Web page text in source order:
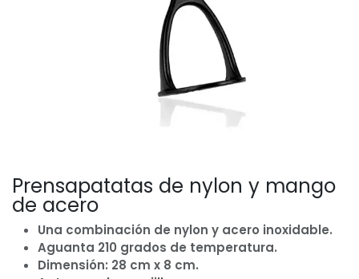
Prensapatatas de nylon y mango
de acero
Una combinación de nylon y acero inoxidable.
Aguanta 210 grados de temperatura.
Dimensión: 28 cm x 8 cm.